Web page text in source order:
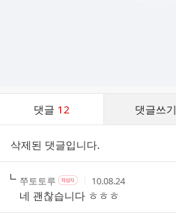
댓글 12 댓글쓰기
리
삭제된 댓글입니다.
작
성
자
쭈토토루 작
성
자
본
작
성
자
작
성
시
간
10.08.24
네 괜찮습니다 ㅎㅎㅎ